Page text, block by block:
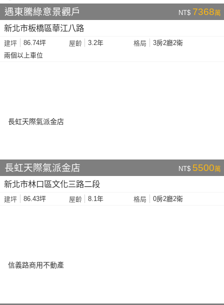
遇東騰綠意景觀戶 NT$ 7368萬
新北市板橋區華江八路
建坪 86.74坪 屋齡 3.2年 格局
3房2廳2衛
兩個以上車位
長虹天際氣派金店 NT$ 5500萬
新北市林口區文化三路二段
建坪 86.43坪 屋齡 8.1年 格局 0房2廳2衛